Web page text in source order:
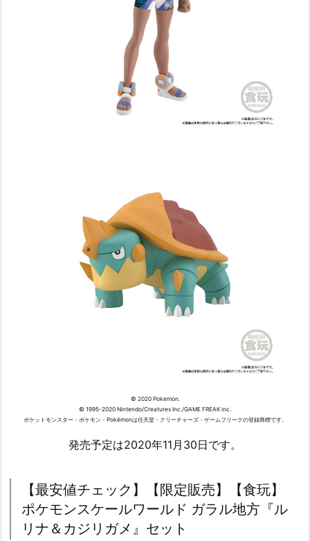
© 2020 Pokemon.
© 1995-2020 Nintendo/Creatures Inc./GAME FREAK inc.
ポケットモンスター・ポケモン・Pokémonは任天堂・クリーチャーズ・ゲームフリークの登録商標です。
発売予定は2020年11月30日です。
【最安値チェック】【限定販売】【食玩】
ポケモンスケールワールド ガラル地方『ル
リナ＆カジリガメ』セット